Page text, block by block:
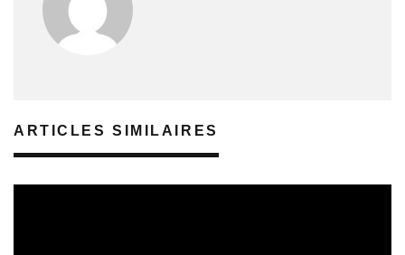
ARTICLES SIMILAIRES